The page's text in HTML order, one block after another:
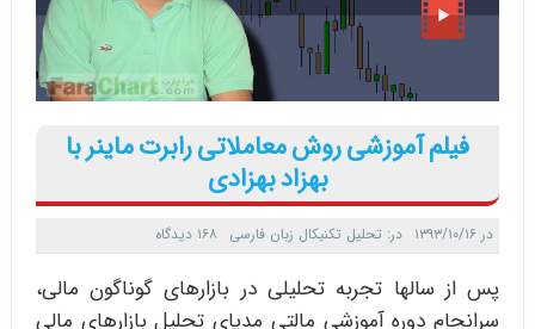
فیلم آموزشی روش معاملاتی رابرت ماینر با
بهزاد بهزادی
در ۱۳۹۳/۱۰/۱۶ در: تحلیل تکنیکال زبان فارسی ۱۶۸ دیدگاه
پس از سالها تجربه تحلیلی در بازارهای گوناگون مالی،
سرانجام دوره آموزشی مالتی مدیای تحلیل بازارهای مالی